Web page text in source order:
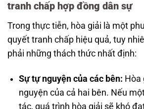
tranh chấp hợp đồng dân sự
Trong thực tiễn, hòa giải là một
quyết tranh chấp hiệu quả, tuy
phải những thách thức nhất định:
Sự tự nguyện của các bên: Hòa
nguyện của cả hai bên. Nếu
tác, quá trình hòa giải sẽ khó